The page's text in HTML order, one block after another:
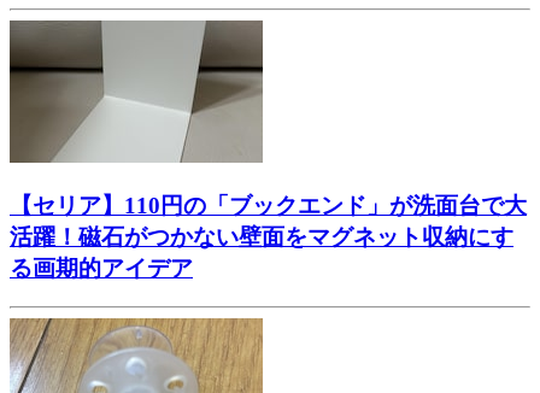
【セリア】110円の「ブックエンド」が洗面台で大
活躍！磁石がつかない壁面をマグネット収納にす
る画期的アイデア